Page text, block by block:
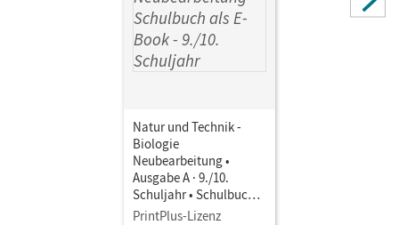
Natur und Technik -
Biologie
Neubearbeitung •
Ausgabe A · 9./10.
Schuljahr • Schulbuch
als E-Book
PrintPlus-Lizenz